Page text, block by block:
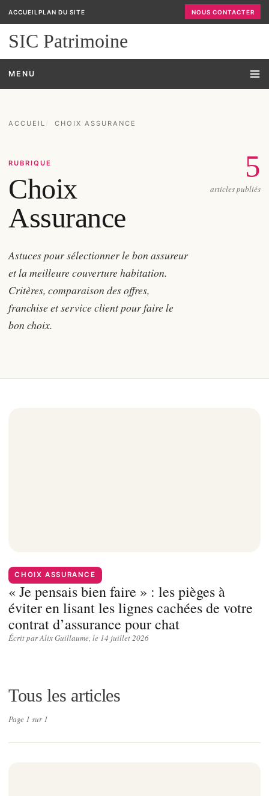
ACCUEIL PLAN DU SITE NOUS CONTACTER
SIC Patrimoine
MENU
ACCUEIL CHOIX ASSURANCE
RUBRIQUE
Choix
Assurance
Astuces pour sélectionner le bon assureur
et la meilleure couverture habitation.
Critères, comparaison des offres,
franchise et service client pour faire le
bon choix.
5
articles publiés
CHOIX ASSURANCE
« Je pensais bien faire » : les pièges à
éviter en lisant les lignes cachées de votre
contrat d’assurance pour chat
Écrit par Alix Guillaume, le 14 juillet 2026
Tous les articles
Page 1 sur 1